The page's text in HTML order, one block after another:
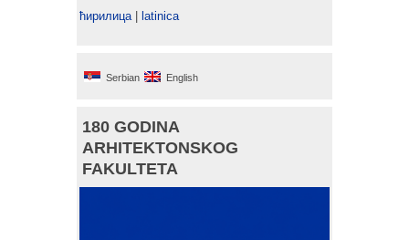
ћирилица latinica
Serbian English
180 GODINA
ARHITEKTONSKOG
FAKULTETA